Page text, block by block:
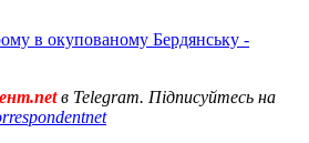
в окупованому Бердянську -
в Telegram. Підписуйтесь на